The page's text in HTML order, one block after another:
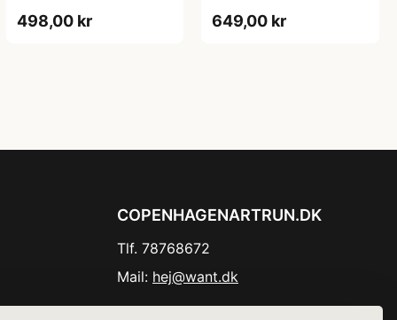
498,00 kr 649,00 kr
COPENHAGENARTRUN.DK
Tlf. 78768672
Mail: hej@want.dk